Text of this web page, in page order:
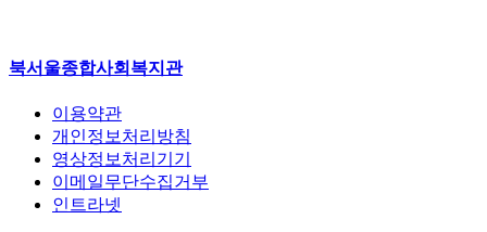
북서울종합사회복지관
이용약관
개인정보처리방침
영상정보처리기기
이메일무단수집거부
인트라넷